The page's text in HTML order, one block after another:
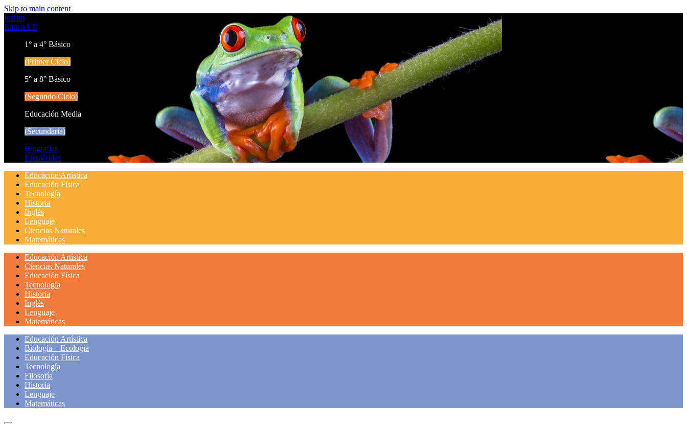
Skip to main content
Icarito
Educa LT
1° a 4° Básico
(Primer Ciclo)
5° a 8° Básico
(Segundo Ciclo)
Educación Media
(Secundaria)
Biografías
Efemérides
Educación Artística
Educación Física
Tecnología
Historia
Inglés
Lenguaje
Ciencias Naturales
Matemáticas
Educación Artística
Ciencias Naturales
Educación Física
Tecnología
Historia
Inglés
Lenguaje
Matemáticas
Educación Artística
Biología – Ecología
Educación Física
Tecnología
Filosofía
Historia
Lenguaje
Matemáticas